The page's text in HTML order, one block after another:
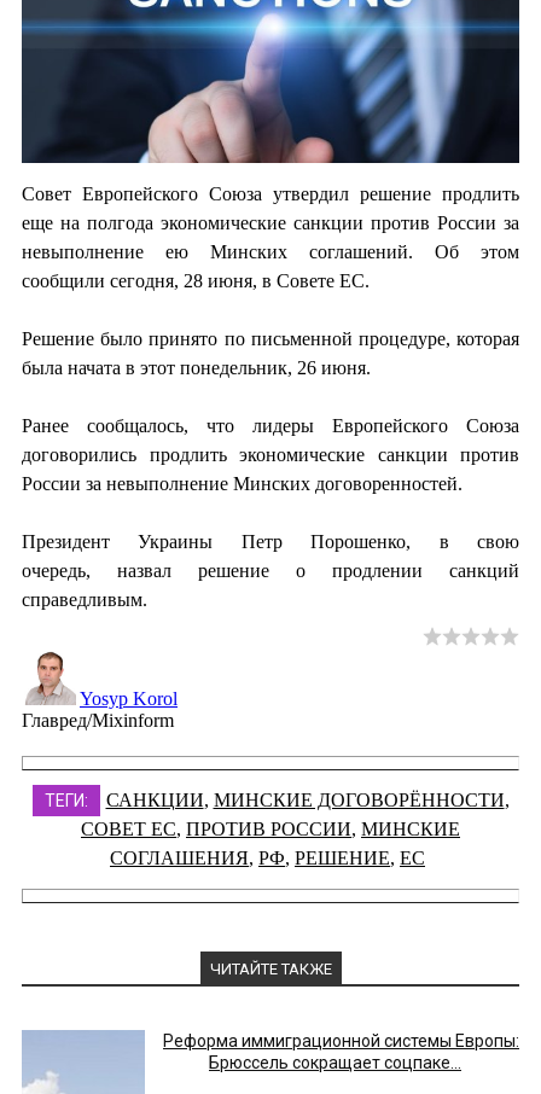
Совет Европейского Союза утвердил решение продлить
еще на полгода экономические санкции против России за
невыполнение ею Минских соглашений. Об этом
сообщили сегодня, 28 июня, в Совете ЕС.
Решение было принято по письменной процедуре, которая
была начата в этот понедельник, 26 июня.
Ранее сообщалось, что лидеры Европейского Союза
договорились продлить экономические санкции против
России за невыполнение Минских договоренностей.
Президент Украины Петр Порошенко, в свою
очередь, назвал решение о продлении санкций
справедливым.
Yosyp Korol
Главред/Mixinform
ТЕГИ: САНКЦИИ, МИНСКИЕ ДОГОВОРЁННОСТИ,
СОВЕТ ЕС, ПРОТИВ РОССИИ, МИНСКИЕ
СОГЛАШЕНИЯ, РФ, РЕШЕНИЕ, ЕС
ЧИТАЙТЕ ТАКЖЕ
Реформа иммиграционной системы Европы:
Брюссель сокращает соцпаке...